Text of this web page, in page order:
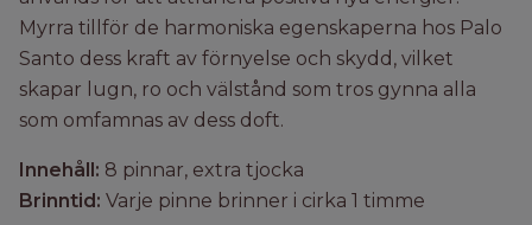
Myrra tillför de harmoniska egenskaperna hos Palo
Santo dess kraft av förnyelse och skydd, vilket
skapar lugn, ro och välstånd som tros gynna alla
som omfamnas av dess doft.
Innehåll: 8 pinnar, extra tjocka
Brinntid: Varje pinne brinner i cirka 1 timme